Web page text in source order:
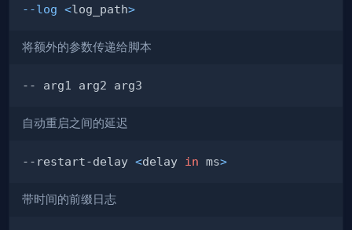
--log <log_path>
将额外的参数传递给脚本
自动重启之间的延迟
--restart-delay <delay in ms>
带时间的前缀日志